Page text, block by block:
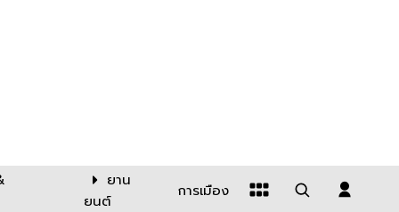
ยาน
ยนต์
การเมือง